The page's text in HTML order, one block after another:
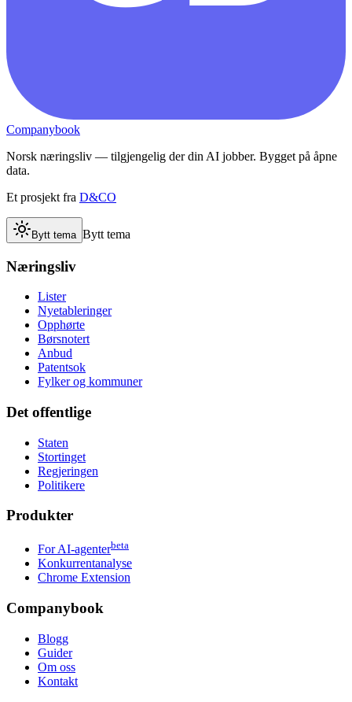
Companybook
Norsk næringsliv — tilgjengelig der din AI jobber. Bygget på åpne
data.
Et prosjekt fra D&CO
Bytt tema Bytt tema
Næringsliv
Lister
Nyetableringer
Opphørte
Børsnotert
Anbud
Patentsok
Fylker og kommuner
Det offentlige
Staten
Stortinget
Regjeringen
Politikere
Produkter
For AI-agenterbeta
Konkurrentanalyse
Chrome Extension
Companybook
Blogg
Guider
Om oss
Kontakt